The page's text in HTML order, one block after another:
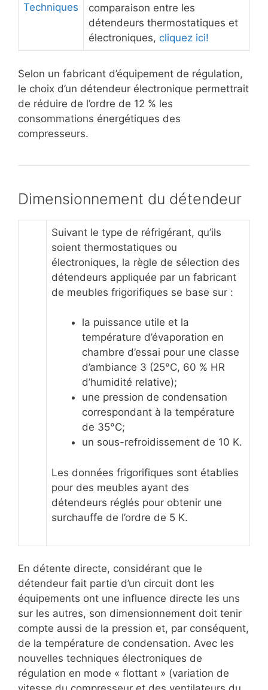
Techniques
comparaison entre les
détendeurs thermostatiques et
électroniques, cliquez ici!
Selon un fabricant d’équipement de régulation,
le choix d’un détendeur électronique permettrait
de réduire de l’ordre de 12 % les
consommations énergétiques des
compresseurs.
Dimensionnement du détendeur
Suivant le type de réfrigérant, qu’ils
soient thermostatiques ou
électroniques, la règle de sélection des
détendeurs appliquée par un fabricant
de meubles frigorifiques se base sur :
la puissance utile et la
température d’évaporation en
chambre d’essai pour une classe
d’ambiance 3 (25°C, 60 % HR
d’humidité relative);
une pression de condensation
correspondant à la température
de 35°C;
un sous-refroidissement de 10 K.
Les données frigorifiques sont établies
pour des meubles ayant des
détendeurs réglés pour obtenir une
surchauffe de l’ordre de 5 K.
En détente directe, considérant que le
détendeur fait partie d’un circuit dont les
équipements ont une influence directe les uns
sur les autres, son dimensionnement doit tenir
compte aussi de la pression et, par conséquent,
de la température de condensation. Avec les
nouvelles techniques électroniques de
régulation en mode « flottant » (variation de